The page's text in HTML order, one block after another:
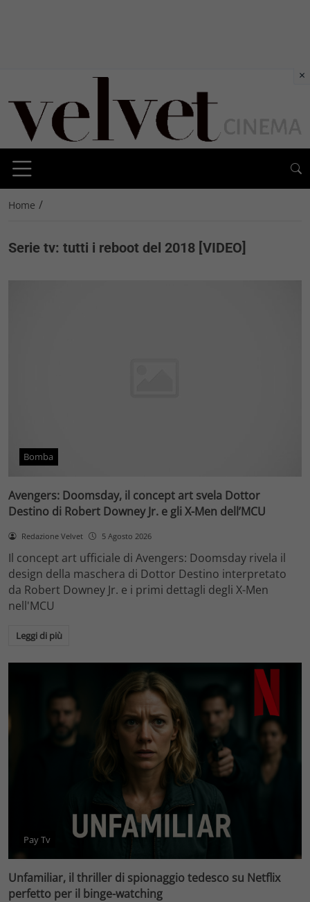
Home /
Serie tv: tutti i reboot del 2018 [VIDEO]
Bomba
Avengers: Doomsday, il concept art svela Dottor
Destino di Robert Downey Jr. e gli X-Men dell’MCU
Redazione Velvet 5 Agosto 2026
Il concept art ufficiale di Avengers: Doomsday rivela il
design della maschera di Dottor Destino interpretato
da Robert Downey Jr. e i primi dettagli degli X-Men
nell'MCU
Leggi di più
Pay Tv
Unfamiliar, il thriller di spionaggio tedesco su Netflix
perfetto per il binge-watching
×